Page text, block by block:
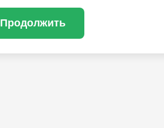
Продолжить